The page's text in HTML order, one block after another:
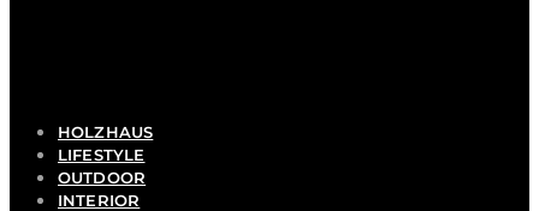
HOLZHAUS
LIFESTYLE
OUTDOOR
INTERIOR